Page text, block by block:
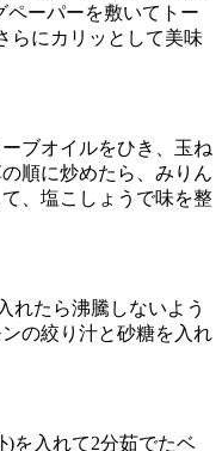
ペーパーを敷いてトー
らにカリッとして美味
ブオイルをひき、玉ね
順に炒めたら、みりん
、塩こしょうで味を整
れたら沸騰しないよう
の絞り汁と砂糖を入れ
)を入れて2分茹でたベ